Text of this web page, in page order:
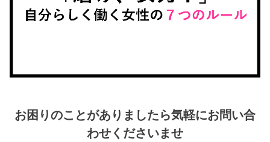
お困りのことがありましたら気軽にお問い合
わせくださいませ